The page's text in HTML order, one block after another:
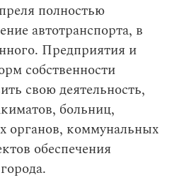
полностью
автотранспорта, в
Предприятия и
собственности
свою деятельность,
больниц,
органов, коммунальных
обеспечения